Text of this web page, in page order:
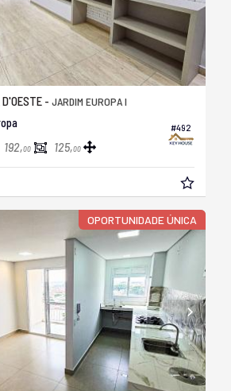
#492
- JARDIM EUROPA I
192,00 125,00
OPORTUNIDADE ÚNICA